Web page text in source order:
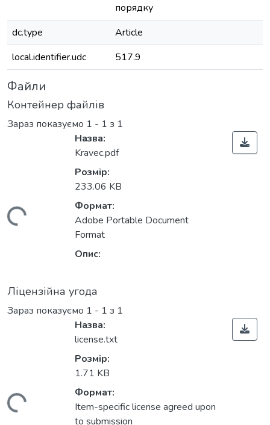
порядку
dc.type
Article
local.identifier.udc
517.9
Файли
Контейнер файлів
Зараз показуємо 1 - 1 з 1
Назва:
Kravec.pdf
Розмір:
233.06 KB
Формат:
Adobe Portable Document
Format
Опис:
Ліцензійна угода
Зараз показуємо 1 - 1 з 1
Назва:
license.txt
Розмір:
1.71 KB
Формат:
Item-specific license agreed upon
to submission